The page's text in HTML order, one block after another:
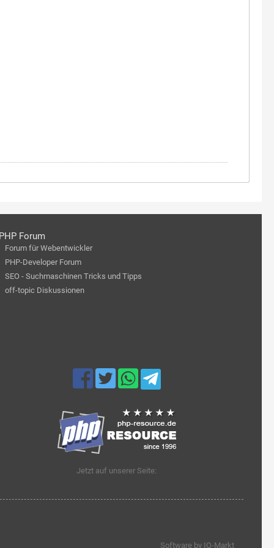
Forum
Forum für Webentwickler
PHP-Developer Forum
SEO - Suchmaschinen Tricks und Tipps
off-topic Diskussionen
Jetzt auf unserer Seite:
Software by IQ-Markt